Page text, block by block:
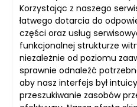
Korzystając z naszego
łatwego dotarcia do
części oraz usług
funkcjonalnej strukturze
niezależnie od poziomu
sprawnie odnaleźć
aby nasz interfejs był
przeszukiwanie zasobów